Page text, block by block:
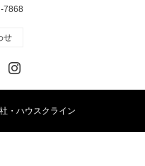
7868
せ
・ハウスクライン